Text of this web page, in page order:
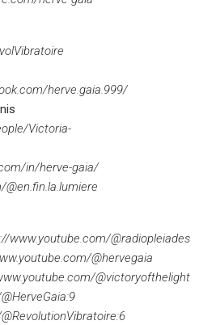
herve.gaia.999/
Victoria-
in/herve-gaia/
www.youtube.com/@radiopleiades
@hervegaia
@victoryofthelight